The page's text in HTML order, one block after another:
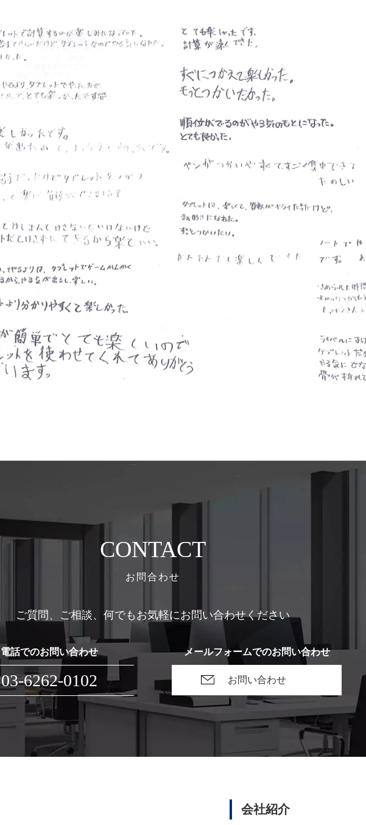
CONTACT
お問合わせ
ご質問、ご相談、何でもお気軽にお問い合わせください
電話でのお問い合わせ
03-6262-0102
メールフォームでのお問い合わせ
お問い合わせ
会社紹介